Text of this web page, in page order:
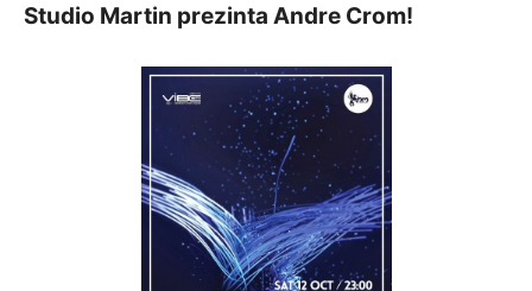
Studio Martin prezinta Andre Crom!